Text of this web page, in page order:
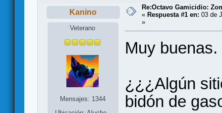
Kanino
Veterano
Mensajes: 1344
Re:Octavo Gamicidio:
« Respuesta #1 en: 03 de
»
Muy buenas.
¿¿¿Algún
bidón de